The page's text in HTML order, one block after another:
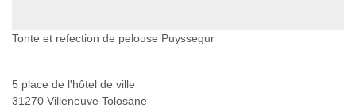
Tonte et refection de pelouse Puyssegur
5 place de l'hôtel de ville
31270 Villeneuve Tolosane